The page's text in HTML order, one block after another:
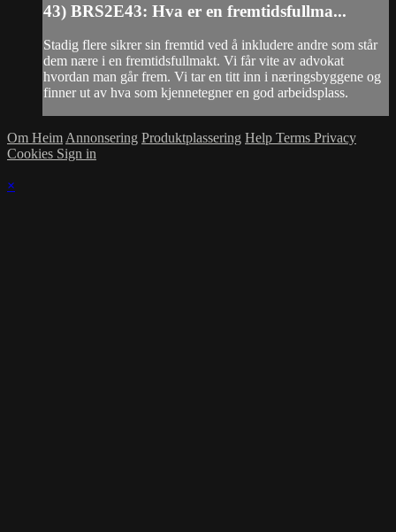
43) BRS2E43: Hva er en fremtidsfullma...
Stadig flere sikrer sin fremtid ved å inkludere andre som står
dem nære i en fremtidsfullmakt. Vi får vite av advokat
hvordan man går frem. Vi tar en titt inn i næringsbyggene og
finner ut av hva som kjennetegner en god arbeidsplass.
Om Heim Annonsering Produktplassering Help Terms Privacy
Cookies Sign in
×